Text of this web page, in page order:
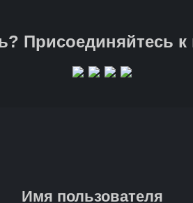
Присоединяйтесь к
Имя пользователя